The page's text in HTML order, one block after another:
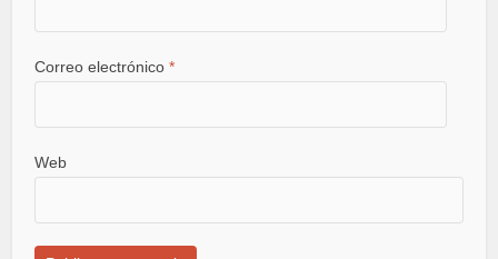
Correo electrónico*
Web